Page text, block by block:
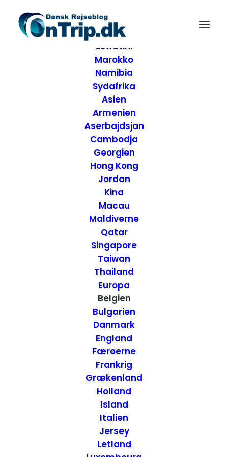
Destinationer
Afrika
Eswatini
Marokko
Namibia
Sydafrika
Asien
Armenien
Aserbajdsjan
Cambodja
Georgien
Hong Kong
Jordan
Kina
Macau
Maldiverne
Qatar
Singapore
Taiwan
Thailand
Europa
Belgien
Bulgarien
Danmark
England
Færøerne
Frankrig
Grækenland
Holland
Island
Italien
Jersey
Letland